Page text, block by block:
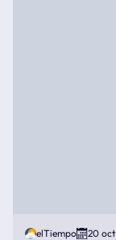
elTiempo 20